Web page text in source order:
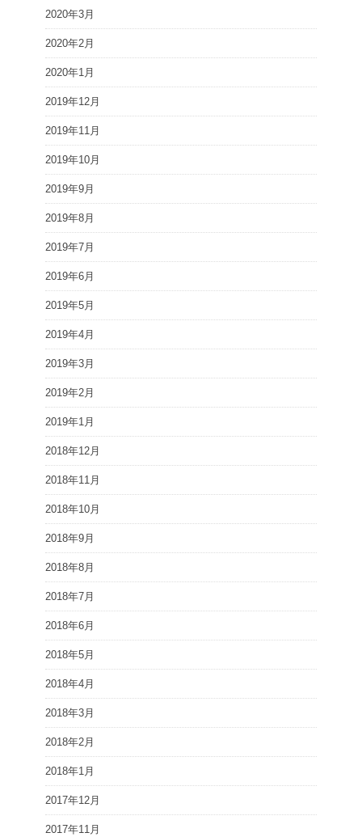
2020年3月
2020年2月
2020年1月
2019年12月
2019年11月
2019年10月
2019年9月
2019年8月
2019年7月
2019年6月
2019年5月
2019年4月
2019年3月
2019年2月
2019年1月
2018年12月
2018年11月
2018年10月
2018年9月
2018年8月
2018年7月
2018年6月
2018年5月
2018年4月
2018年3月
2018年2月
2018年1月
2017年12月
2017年11月